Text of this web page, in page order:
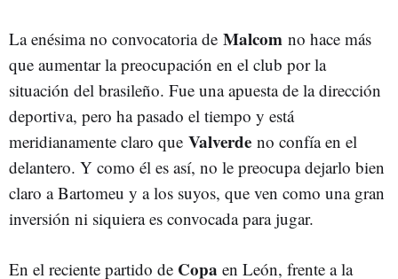
La enésima no convocatoria de Malcom no hace más
que aumentar la preocupación en el club por la
situación del brasileño. Fue una apuesta de la dirección
deportiva, pero ha pasado el tiempo y está
meridianamente claro que Valverde no confía en el
delantero. Y como él es así, no le preocupa dejarlo bien
claro a Bartomeu y a los suyos, que ven como una gran
inversión ni siquiera es convocada para jugar.
En el reciente partido de Copa en León, frente a la